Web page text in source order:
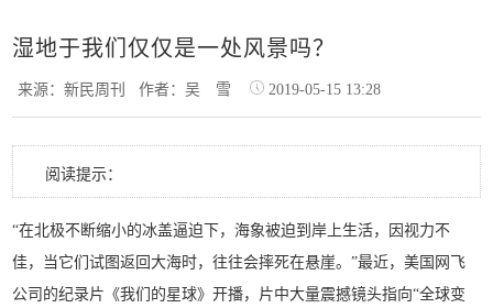
湿地于我们仅仅是一处风景吗？
来源：新民周刊作者：吴 雪 2019-05-15 13:28
阅读提示：
“在北极不断缩小的冰盖逼迫下，海象被迫到岸上生活，因视力不
佳，当它们试图返回大海时，往往会摔死在悬崖。”最近，美国网飞
公司的纪录片《我们的星球》开播，片中大量震撼镜头指向“全球变